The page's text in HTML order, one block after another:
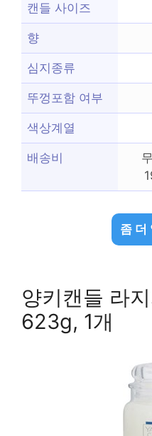
캔들 사이즈
향
심지종류
뚜껑포함 여부
색상계열
배송비
좀 더
양키캔들 라
623g, 1개